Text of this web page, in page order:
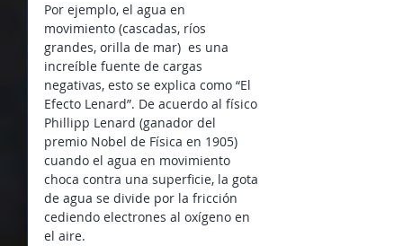
Por ejemplo, el agua en
movimiento (cascadas, ríos
grandes, orilla de mar)  es una
increíble fuente de cargas
negativas, esto se explica como “El
Efecto Lenard”. De acuerdo al físico
Phillipp Lenard (ganador del
premio Nobel de Física en 1905)
cuando el agua en movimiento
choca contra una superficie, la gota
de agua se divide por la fricción
cediendo electrones al oxígeno en
el aire.